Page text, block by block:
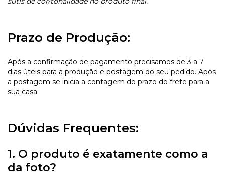
Prazo de Produção:
Após a confirmação de pagamento precisamos de 3 a 7
dias úteis para a produção e postagem do seu pedido. Após
a postagem se inicia a contagem do prazo do frete para a
sua casa.
Dúvidas Frequentes:
1. O produto é exatamente como a
da foto?